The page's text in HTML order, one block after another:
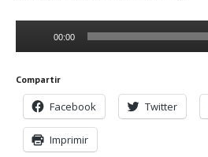
00:00
Compartir
Facebook Twitter
Imprimir